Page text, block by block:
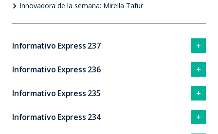
Innovadora de la semana: Mirella Tafur
Informativo Express 237
Informativo Express 236
Informativo Express 235
Informativo Express 234